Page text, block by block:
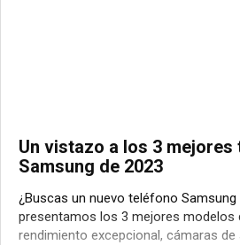
Un vistazo a los 3
Samsung de 2023
¿Buscas un nuevo teléfono Samsung
presentamos los 3 mejores modelos
rendimiento excepcional, cámaras de